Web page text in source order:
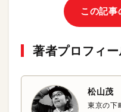
この記事
著者プロフィ
松山茂
東京の下